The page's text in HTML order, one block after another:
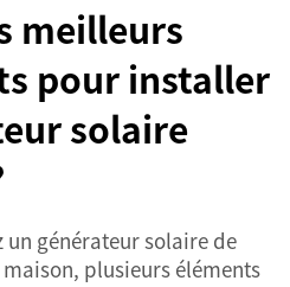
meilleurs
pour installer
solaire
un générateur solaire de
plusieurs éléments